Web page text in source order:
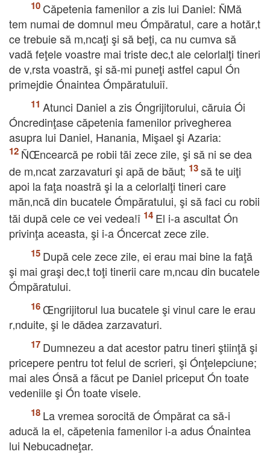
Căpetenia famenilor a zis lui Daniel: ÑMă
tem numai de domnul meu Ómpăratul, care a hotăr‚t
ce trebuie să m‚ncaţi şi să beţi, ca nu cumva să
vadă feţele voastre mai triste dec‚t ale celorlalţi tineri
de v‚rsta voastră, şi să-mi puneţi astfel capul Ón
primejdie Ónaintea Ómpăratuluiî.
Atunci Daniel a zis Óngrijitorului, căruia Ói
Óncredinţase căpetenia famenilor privegherea
asupra lui Daniel, Hanania, Mişael şi Azaria:
ÑŒncearcă pe robii tăi zece zile, şi să ni se dea
de m‚ncat zarzavaturi şi apă de băut;
să te uiţi
apoi la faţa noastră şi la a celorlalţi tineri care
măn‚ncă din bucatele Ómpăratului, şi să faci cu robii
tăi după cele ce vei vedea!î
El i-a ascultat Ón
privinţa aceasta, şi i-a Óncercat zece zile.
După cele zece zile, ei erau mai bine la faţă
şi mai graşi dec‚t toţi tinerii care m‚ncau din bucatele
Ómpăratului.
Œngrijitorul lua bucatele şi vinul care le erau
r‚nduite, şi le dădea zarzavaturi.
Dumnezeu a dat acestor patru tineri ştiinţă şi
pricepere pentru tot felul de scrieri, şi Ónţelepciune;
mai ales Ónsă a făcut pe Daniel priceput Ón toate
vedeniile şi Ón toate visele.
La vremea sorocită de Ómpărat ca să-i
aducă la el, căpetenia famenilor i-a adus Ónaintea
lui Nebucadneţar.